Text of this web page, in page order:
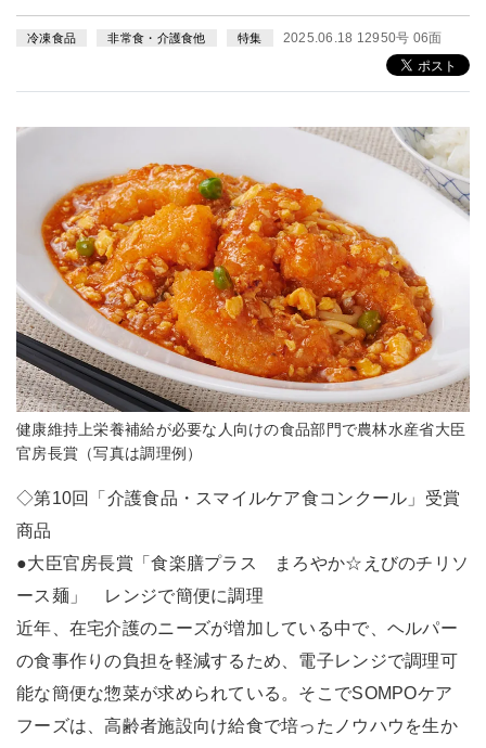
冷凍食品 非常食・介護食他 特集 2025.06.18 12950号 06面
健康維持上栄養補給が必要な人向けの食品部門で農林水産省大臣
官房長賞（写真は調理例）
◇第10回「介護食品・スマイルケア食コンクール」受賞
商品
●大臣官房長賞「食楽膳プラス まろやか☆えびのチリソ
ース麺」 レンジで簡便に調理
近年、在宅介護のニーズが増加している中で、ヘルパー
の食事作りの負担を軽減するため、電子レンジで調理可
能な簡便な惣菜が求められている。そこでSOMPOケア
フーズは、高齢者施設向け給食で培ったノウハウを生か